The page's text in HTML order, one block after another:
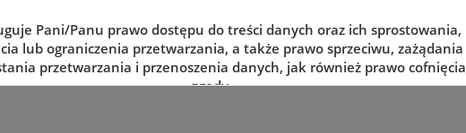
wizytę w dogodnym dla siebie terminie
Pani/Panu prawo dostępu do treści danych oraz ich sprostowania,
lub ograniczenia przetwarzania, a także prawo sprzeciwu, zażądania
przetwarzania i przenoszenia danych, jak również prawo cofnięcia
zgody